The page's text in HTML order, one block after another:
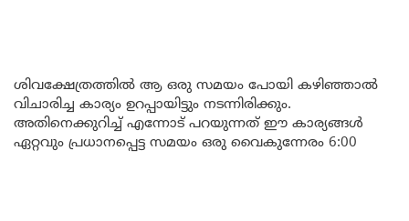
ശിവക്ഷേത്രത്തിൽ ആ ഒരു സമയം പോയി കഴിഞ്ഞാൽ
വിചാരിച്ച കാര്യം ഉറപ്പായിട്ടും നടന്നിരിക്കും.
അതിനെക്കുറിച്ച് എന്നോട് പറയുന്നത് ഈ കാര്യങ്ങൾ
ഏറ്റവും പ്രധാനപ്പെട്ട സമയം ഒരു വൈകുന്നേരം 6:00